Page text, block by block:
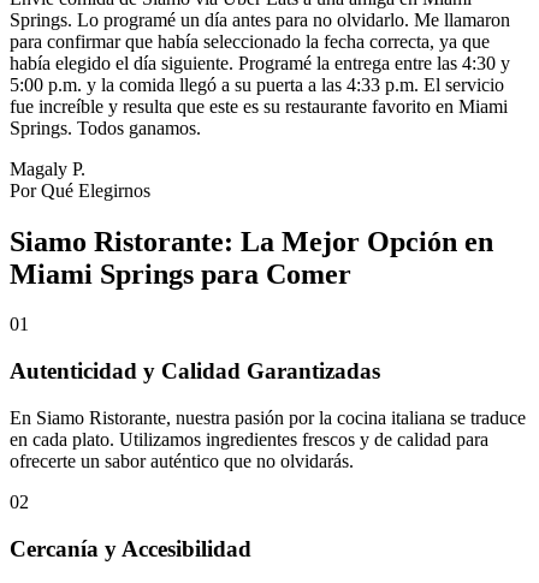
Springs. Lo programé un día antes para no olvidarlo. Me llamaron
para confirmar que había seleccionado la fecha correcta, ya que
había elegido el día siguiente. Programé la entrega entre las 4:30 y
5:00 p.m. y la comida llegó a su puerta a las 4:33 p.m. El servicio
fue increíble y resulta que este es su restaurante favorito en Miami
Springs. Todos ganamos.
Magaly P.
Por Qué Elegirnos
Siamo Ristorante: La Mejor Opción en
Miami Springs para Comer
01
Autenticidad y Calidad Garantizadas
En Siamo Ristorante, nuestra pasión por la cocina italiana se traduce
en cada plato. Utilizamos ingredientes frescos y de calidad para
ofrecerte un sabor auténtico que no olvidarás.
02
Cercanía y Accesibilidad